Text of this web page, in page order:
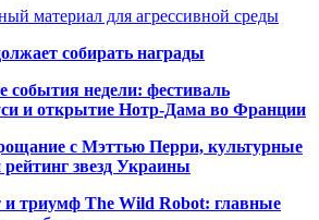
материал для агрессивной среды
собирать награды
события недели: фестиваль
и открытие Нотр-Дама во Франции
с Мэттью Перри, культурные
звезд Украины
триумф The Wild Robot: главные